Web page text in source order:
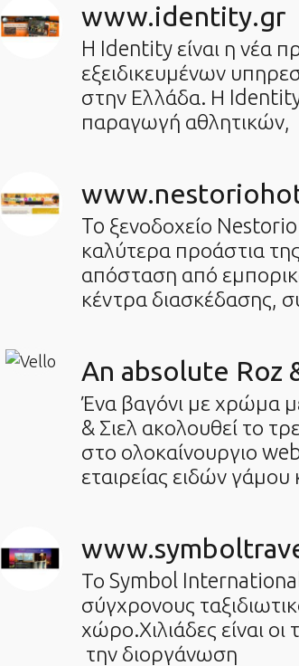
www.identity.gr
H Identity είναι η νέα
εξειδικευμένων
στην Ελλάδα. Η
παραγωγή αθλητικών,
To ξενοδοχείο
καλύτερα προάστια
απόσταση από
κέντρα διασκέδασης,
An absolute Roz
Ένα βαγόνι με χρώμα
& Σιελ ακολουθεί το
στο ολοκαίνουργιο
εταιρείας ειδών γάμου
Το Symbol International
σύγχρονους
χώρο.Χιλιάδες είναι
την διοργάνωση